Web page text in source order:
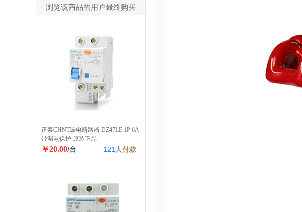
浏览该商品的用户最终购买
正泰CHNT漏电断路器 DZ47LE 1P 6A
带漏电保护 原装正品
￥20.00/台 121 人付款